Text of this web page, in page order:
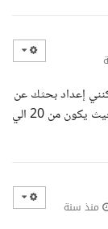
إعداد بحثك عن
استراتيجية التعليم التفاضلي بالمواصفات المطلوبة بحيث يكون من 20 الي
منذ سنة